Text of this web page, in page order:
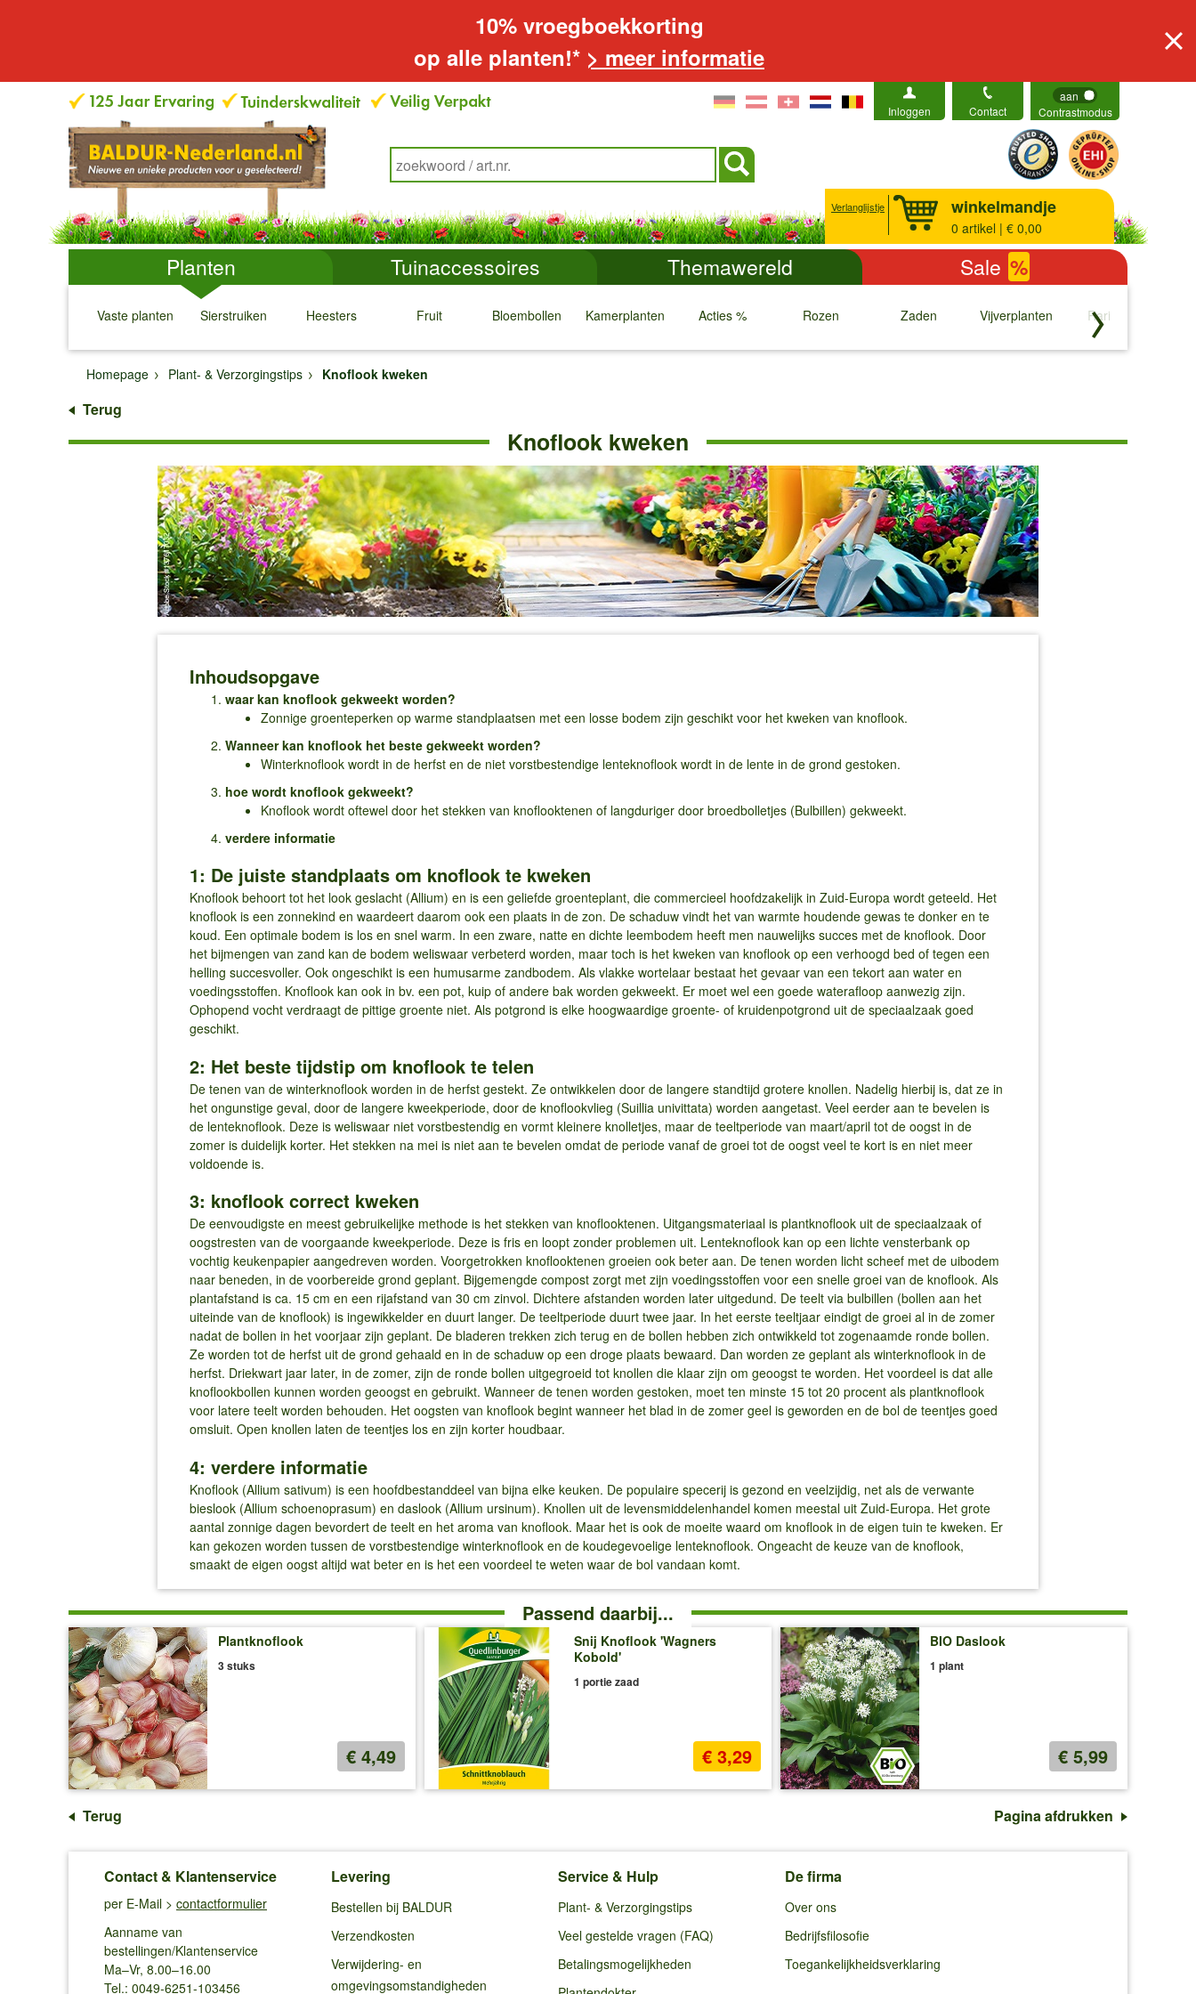
10% vroegboekkorting
op alle planten!* > meer informatie
Inloggen Contact
aan
Contrastmodus
Verlanglijstje winkelmandje
0 artikel | € 0,00
Planten Tuinaccessoires Themawereld Sale %
Vaste planten
↓
Sierstruiken
↓
Heesters
↓
Fruit
↓
Bloembollen
↓
Kamerplanten
↓
Acties %
↓
Rozen
↓
Zaden
↓
Vijverplanten
↓
Rariteiten
↓
Homepage
Plant- & Verzorgingstips Knoflook kweken
Terug
Knoflook kweken
Inhoudsopgave
waar kan knoflook gekweekt worden?
Zonnige groenteperken op warme standplaatsen met een losse bodem zijn geschikt voor het kweken van knoflook.
Wanneer kan knoflook het beste gekweekt worden?
Winterknoflook wordt in de herfst en de niet vorstbestendige lenteknoflook wordt in de lente in de grond gestoken.
hoe wordt knoflook gekweekt?
​Knoflook wordt oftewel door het stekken van knoflooktenen of langduriger door broedbolletjes (Bulbillen) gekweekt.
verdere informatie
1: De juiste standplaats om knoflook te kweken
Knoflook behoort tot het look geslacht (Allium) en is een geliefde groenteplant, die commercieel hoofdzakelijk in Zuid-Europa wordt geteeld. Het
knoflook is een zonnekind en waardeert daarom ook een plaats in de zon. De schaduw vindt het van warmte houdende gewas te donker en te
koud. Een optimale bodem is los en snel warm. In een zware, natte en dichte leembodem heeft men nauwelijks succes met de knoflook. Door
het bijmengen van zand kan de bodem weliswaar verbeterd worden, maar toch is het kweken van knoflook op een verhoogd bed of tegen een
helling succesvoller. Ook ongeschikt is een humusarme zandbodem. Als vlakke wortelaar bestaat het gevaar van een tekort aan water en
voedingsstoffen. Knoflook kan ook in bv. een pot, kuip of andere bak worden gekweekt. Er moet wel een goede waterafloop aanwezig zijn.
Ophopend vocht verdraagt de pittige groente niet. Als potgrond is elke hoogwaardige groente- of kruidenpotgrond uit de speciaalzaak goed
geschikt.
2: Het beste tijdstip om knoflook te telen
De tenen van de winterknoflook worden in de herfst gestekt. Ze ontwikkelen door de langere standtijd grotere knollen. Nadelig hierbij is, dat ze in
het ongunstige geval, door de langere kweekperiode, door de knoflookvlieg (Suillia univittata) worden aangetast. Veel eerder aan te bevelen is
de lenteknoflook. Deze is weliswaar niet vorstbestendig en vormt kleinere knolletjes, maar de teeltperiode van maart/april tot de oogst in de
zomer is duidelijk korter. Het stekken na mei is niet aan te bevelen omdat de periode vanaf de groei tot de oogst veel te kort is en niet meer
voldoende is.
3: knoflook correct kweken
De eenvoudigste en meest gebruikelijke methode is het stekken van knoflooktenen. Uitgangsmateriaal is plantknoflook uit de speciaalzaak of
oogstresten van de voorgaande kweekperiode. Deze is fris en loopt zonder problemen uit. Lenteknoflook kan op een lichte vensterbank op
vochtig keukenpapier aangedreven worden. Voorgetrokken knoflooktenen groeien ook beter aan. De tenen worden licht scheef met de uibodem
naar beneden, in de voorbereide grond geplant. Bijgemengde compost zorgt met zijn voedingsstoffen voor een snelle groei van de knoflook. Als
plantafstand is ca. 15 cm en een rijafstand van 30 cm zinvol. Dichtere afstanden worden later uitgedund. De teelt via bulbillen (bollen aan het
uiteinde van de knoflook) is ingewikkelder en duurt langer. De teeltperiode duurt twee jaar. In het eerste teeltjaar eindigt de groei al in de zomer
nadat de bollen in het voorjaar zijn geplant. De bladeren trekken zich terug en de bollen hebben zich ontwikkeld tot zogenaamde ronde bollen.
Ze worden tot de herfst uit de grond gehaald en in de schaduw op een droge plaats bewaard. Dan worden ze geplant als winterknoflook in de
herfst. Driekwart jaar later, in de zomer, zijn de ronde bollen uitgegroeid tot knollen die klaar zijn om geoogst te worden. Het voordeel is dat alle
knoflookbollen kunnen worden geoogst en gebruikt. Wanneer de tenen worden gestoken, moet ten minste 15 tot 20 procent als plantknoflook
voor latere teelt worden behouden. Het oogsten van knoflook begint wanneer het blad in de zomer geel is geworden en de bol de teentjes goed
omsluit. Open knollen laten de teentjes los en zijn korter houdbaar.
4: verdere informatie
Knoflook (Allium sativum) is een hoofdbestanddeel van bijna elke keuken. De populaire specerij is gezond en veelzijdig, net als de verwante
bieslook (Allium schoenoprasum) en daslook (Allium ursinum). Knollen uit de levensmiddelenhandel komen meestal uit Zuid-Europa. Het grote
aantal zonnige dagen bevordert de teelt en het aroma van knoflook. Maar het is ook de moeite waard om knoflook in de eigen tuin te kweken. Er
kan gekozen worden tussen de vorstbestendige winterknoflook en de koudegevoelige lenteknoflook. Ongeacht de keuze van de knoflook,
smaakt de eigen oogst altijd wat beter en is het een voordeel te weten waar de bol vandaan komt.
Passend daarbij...
Plantknoflook
3 stuks
€ 4,49
Snij Knoflook 'Wagners
Kobold'
1 portie zaad
€ 3,29
BIO Daslook
1 plant
€ 5,99
Terug Pagina afdrukken
Contact & Klantenservice
per E-Mail > contactformulier
Aanname van
bestellingen/Klantenservice
Ma–Vr, 8.00–16.00
Tel.: 0049-6251-103456
Levering
Bestellen bij BALDUR
Verzendkosten
Verwijdering- en
omgevingsomstandigheden
Service & Hulp
Plant- & Verzorgingstips
Veel gestelde vragen (FAQ)
Betalingsmogelijkheden
De firma
Over ons
Bedrijfsfilosofie
Toegankelijkheidsverklaring